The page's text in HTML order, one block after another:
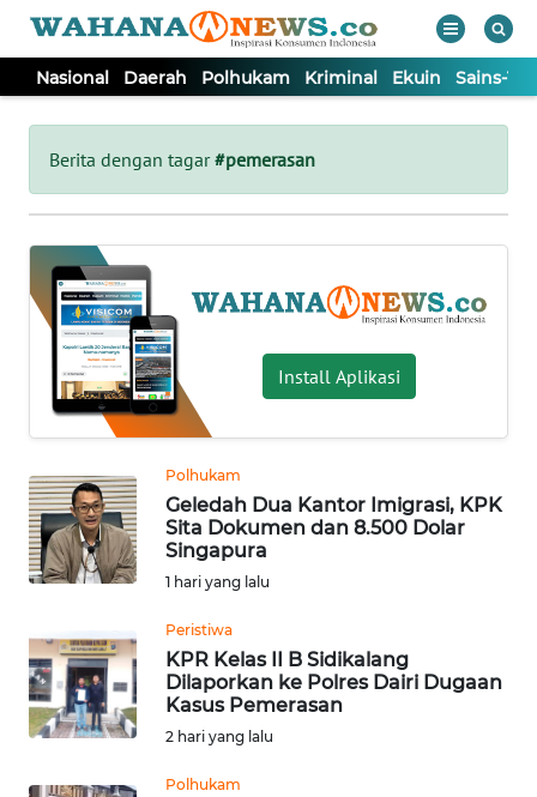
Nasional Daerah Polhukam Kriminal Ekuin Sains-
Berita dengan tagar#pemerasan
Install Aplikasi
Polhukam
Geledah Dua Kantor Imigrasi, KPK
Sita Dokumen dan 8.500 Dolar
Singapura
1 hari yang lalu
Peristiwa
KPR Kelas II B Sidikalang
Dilaporkan ke Polres Dairi Dugaan
Kasus Pemerasan
2 hari yang lalu
Polhukam
Tutup
NASIONAL
DAERAH
POLHUKAM
KRIMINAL
EKUIN
SAINS-TEKNO
INTERNASIONAL